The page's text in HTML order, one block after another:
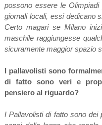
possono essere le
giornali locali, essi dedicano
Certo magari se Milano
maschile raggiungesse
sicuramente maggior spazio
I pallavolisti sono
di fatto sono veri e
pensiero al riguardo?
I Pallavolisti di fatto sono dei